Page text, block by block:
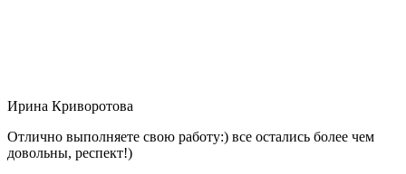
Ирина Криворотова
Отлично выполняете свою работу:) все остались более чем
довольны, респект!)